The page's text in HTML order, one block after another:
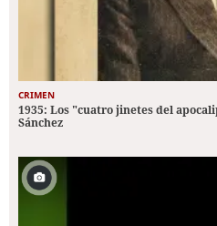
CRIMEN
1935: Los "cuatro jinetes del
Sánchez